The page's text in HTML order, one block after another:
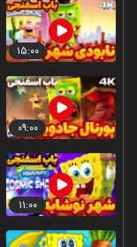
۱۵:۰۰
۰۹:۰۰
۱۱:۰۰